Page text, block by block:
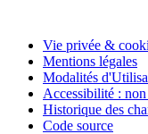
Vie privée &
Mentions légales
Modalités
Accessibilité :
Historique des
Code source